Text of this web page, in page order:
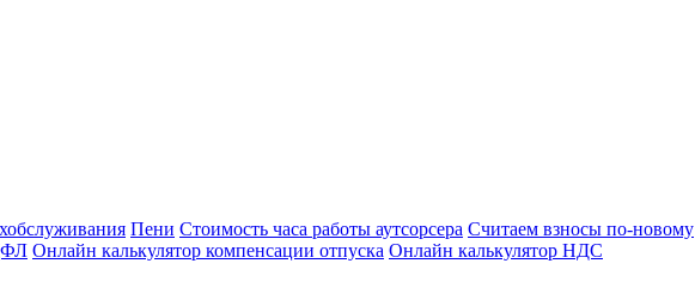
Пени Стоимость часа работы аутсорсера Считаем взносы по-новому
Онлайн калькулятор компенсации отпуска Онлайн калькулятор НДС